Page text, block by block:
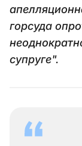
горсуда
супруге".